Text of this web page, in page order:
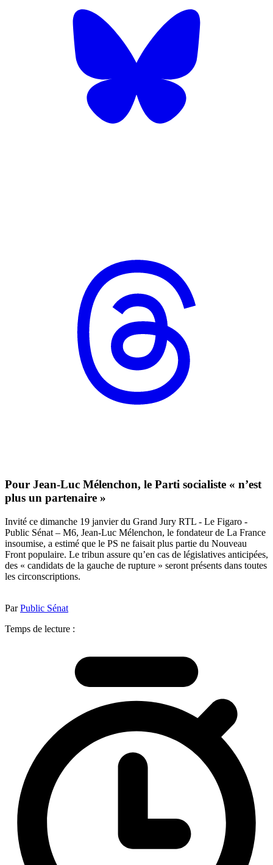
Pour Jean-Luc Mélenchon, le Parti socialiste « n’est
plus un partenaire »
Invité ce dimanche 19 janvier du Grand Jury RTL - Le Figaro -
Public Sénat – M6, Jean-Luc Mélenchon, le fondateur de La France
insoumise, a estimé que le PS ne faisait plus partie du Nouveau
Front populaire. Le tribun assure qu’en cas de législatives anticipées,
des « candidats de la gauche de rupture » seront présents dans toutes
les circonscriptions.
ParPublic Sénat
Temps de lecture :